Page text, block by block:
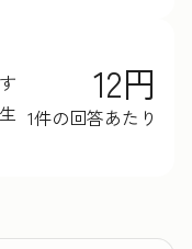
12円
1件の回答あたり